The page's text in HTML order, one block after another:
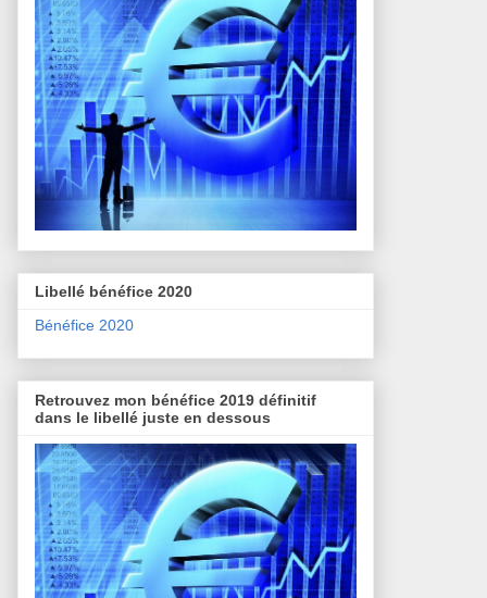
Libellé bénéfice 2020
Bénéfice 2020
Retrouvez mon bénéfice 2019 définitif
dans le libellé juste en dessous